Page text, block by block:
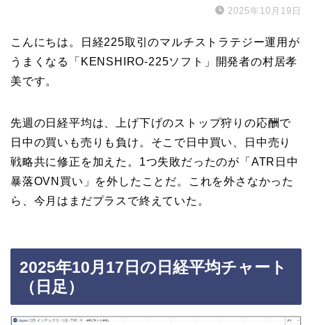
2025年10月19日
こんにちは。日経225取引のマルチストラテジー運用が
うまくなる「KENSHIRO‐225ソフト」開発者の村居孝
美です。
先週の日経平均は、上げ下げのストップ狩りの応酬で
日中の買いも売りも負け。そこで日中買い、日中売り
戦略共に修正を加えた。1つ失敗だったのが「ATR日中
暴落OVN買い」を外したことだ。これを外さなかった
ら、今月はまだプラスで終えていた。
2025年10月17日の日経平均チャート
（日足）